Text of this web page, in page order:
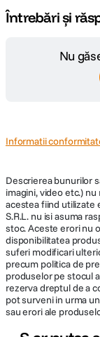
Întrebări și
Nu
Informatii
Descrierea bunurilor
imagini, video etc.)
acestea fiind utilizate
S.R.L. nu isi asuma
stoc. Aceste erori nu
disponibilitatea
suferi modificari
precum politica de
produselor pe stocul
rezerva dreptul de a
pot surveni in urma
sau erori ale